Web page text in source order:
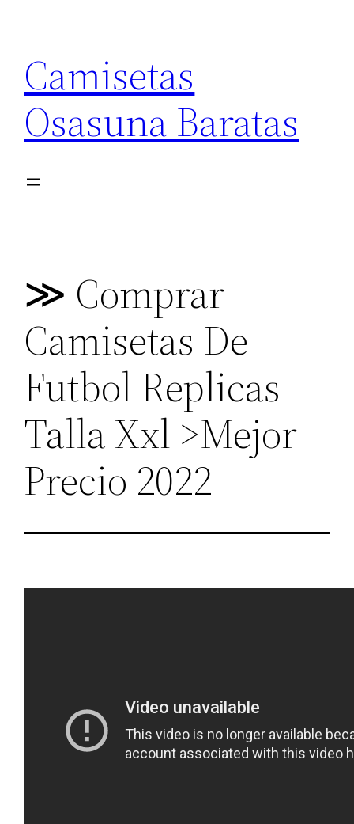
contenido
Camisetas
Osasuna Baratas
≫ Comprar
Camisetas De
Futbol Replicas
Talla Xxl >Mejor
Precio 2022